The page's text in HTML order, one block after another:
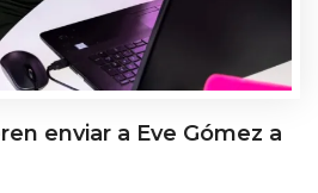
enviar a Eve Gómez a